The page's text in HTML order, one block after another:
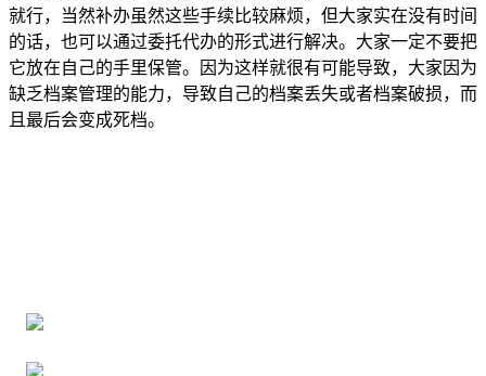
就行，当然补办虽然这些手续比较麻烦，但大家实在没有时间
的话，也可以通过委托代办的形式进行解决。大家一定不要把
它放在自己的手里保管。因为这样就很有可能导致，大家因为
缺乏档案管理的能力，导致自己的档案丢失或者档案破损，而
且最后会变成死档。